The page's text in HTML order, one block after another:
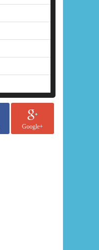
Google+